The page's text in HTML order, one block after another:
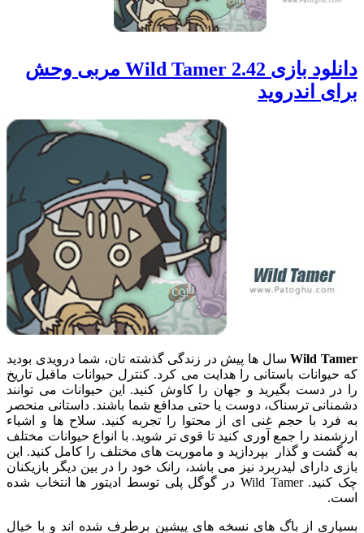
دانلود بازی Wild Tamer 2.42 مربی وحش
برای اندروید
Wild Tamerسال ها پیش در زندگی گذشته تان، شما درویدی بودید
که حیوانات باستانی را هدایت می کرد. کنترل حیوانات ماقبل تاریخ
را در دست بگیرید و جهان را کاوش کنید. این حیوانات می توانند
دشمنانی ترسناک، دوست یا حتی مدافع شما باشند. داستانی منحصر
به فرد با حجم غنی ای از محتوا را تجربه کنید. سلاح ها و اشیاء
ارزشمند را جمع آوری کنید تا قوی تر شوید. با انواع حیوانات مختلف
به گشت و گذار بپردازید و ماموریت های مختلف را کامل کنید. این
بازی دارای لیدربرد نیز می باشد، رانک خود را در بین دیگر بازیکنان
چک کنید. Wild Tamer در گوگل پلی توسط ادیتور ها انتخاب شده
است.
بسیاری از باگ های نسخه های پیشین برطرف شده اند و با خیال